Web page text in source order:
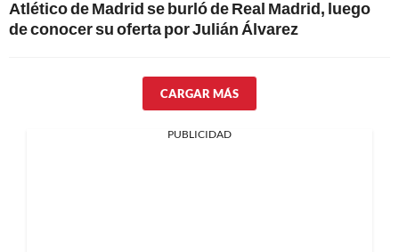
Atlético de Madrid se burló de Real Madrid, luego
de conocer su oferta por Julián Álvarez
CARGAR MÁS
PUBLICIDAD